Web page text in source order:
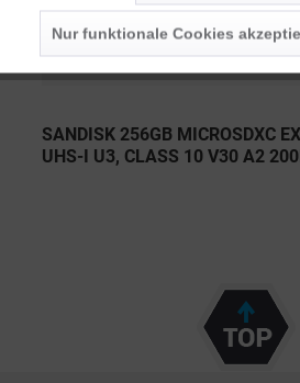
SANDISK 256GB MICROSDXC
UHS-I U3, CLASS 10 V30 A2
Nur funktionale Cookies